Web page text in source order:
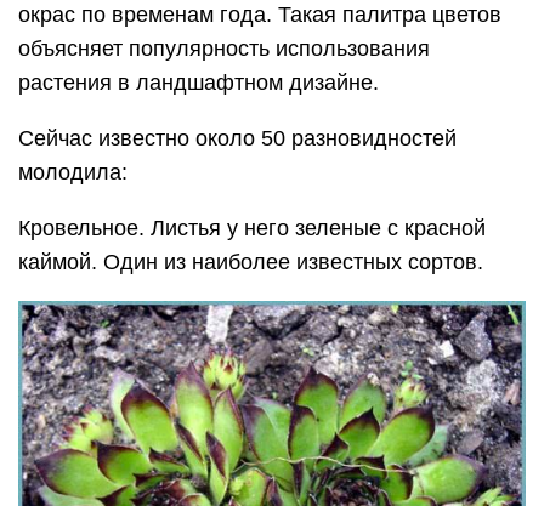
окрас по временам года. Такая палитра цветов
объясняет популярность использования
растения в ландшафтном дизайне.
Сейчас известно около 50 разновидностей
молодила:
Кровельное. Листья у него зеленые с красной
каймой. Один из наиболее известных сортов.